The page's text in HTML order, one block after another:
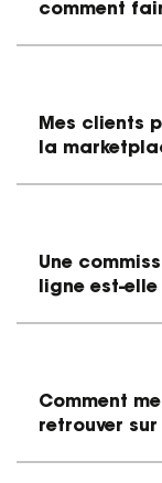
comment
Mes clients
la
Une
ligne est-
Comment
retrouver